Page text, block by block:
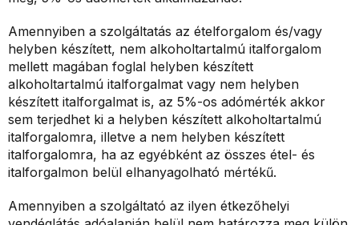
Amennyiben a szolgáltatás az ételforgalom és/vagy
helyben készített, nem alkoholtartalmú italforgalom
mellett magában foglal helyben készített
alkoholtartalmú italforgalmat vagy nem helyben
készített italforgalmat is, az 5%-os adómérték akkor
sem terjedhet ki a helyben készített alkoholtartalmú
italforgalomra, illetve a nem helyben készített
italforgalomra, ha az egyébként az összes étel- és
italforgalmon belül elhanyagolható mértékű.
Amennyiben a szolgáltató az ilyen étkezőhelyi